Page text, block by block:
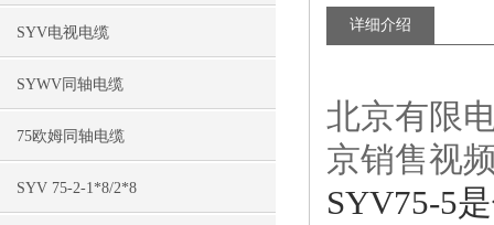
SYV电视电缆
SYWV同轴电缆
75欧姆同轴电缆
SYV 75-2-1*8/2*8
详细介绍
北京有限
京销售视
SYV75-5